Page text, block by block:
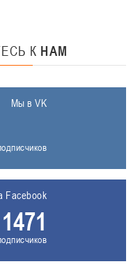
К НАМ
Мы в VK
Facebook
1471